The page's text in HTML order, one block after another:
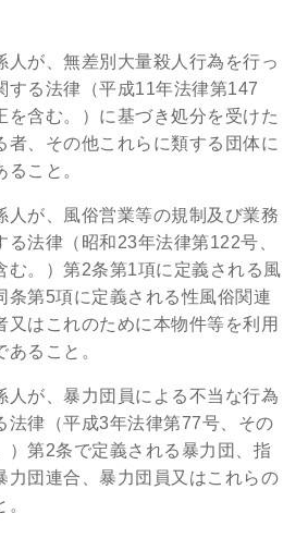
人が、無差別大量殺人行為を行っ
する法律（平成11年法律第147
を含む。）に基づき処分を受けた
者、その他これらに類する団体に
こと。
人が、風俗営業等の規制及び業務
る法律（昭和23年法律第122号、
む。）第2条第1項に定義される風
条第5項に定義される性風俗関連
又はこれのために本物件等を利用
あること。
人が、暴力団員による不当な行為
法律（平成3年法律第77号、その
）第2条で定義される暴力団、指
力団連合、暴力団員又はこれらの